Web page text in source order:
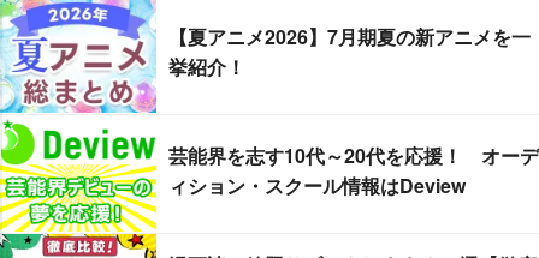
【夏アニメ2026】7月期夏の新アニメを一
挙紹介！
芸能界を志す10代～20代を応援！ オーデ
ィション・スクール情報はDeview